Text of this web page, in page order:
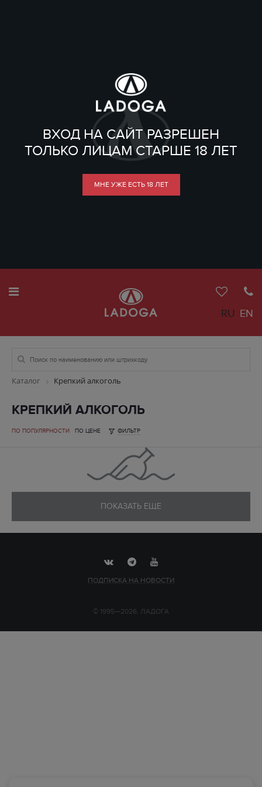
ВХОД НА САЙТ РАЗРЕШЕН
ТОЛЬКО ЛИЦАМ СТАРШЕ 18 ЛЕТ
МНЕ УЖЕ ЕСТЬ 18 ЛЕТ
RU EN
Каталог Крепкий алкоголь
КРЕПКИЙ АЛКОГОЛЬ
ПО ПОПУЛЯРНОСТИ ПО ЦЕНЕ ФИЛЬТР
ПОКАЗАТЬ ЕЩЕ
ПОДПИСКА НА НОВОСТИ
© 1995—2026, ЛАДОГА